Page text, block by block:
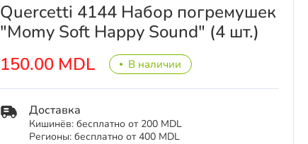
Quercetti 4144 Набор погремушек
"Momy Soft Happy Sound" (4 шт.)
150.00 MDL
В наличии
Доставка
Кишинёв: бесплатно от 200 MDL
Регионы: бесплатно от 400 MDL